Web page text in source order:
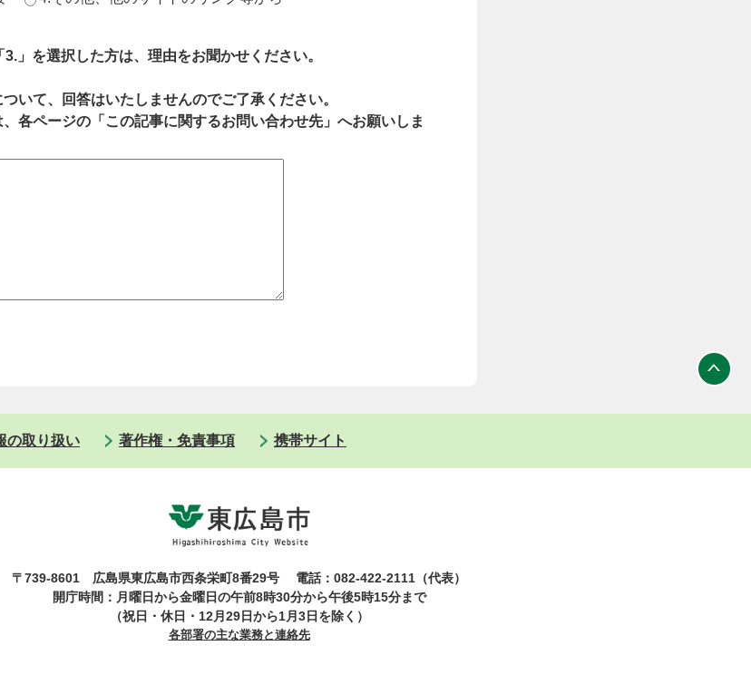
」を選択した方は、理由をお聞かせください。
いて、回答はいたしませんのでご了承ください。
各ページの「この記事に関するお問い合わせ先」へお願いしま
の取り扱い 著作権・免責事項 携帯サイト
〒739-8601 広島県東広島市西条栄町8番29号
電話：082-422-2111（代表）
開庁時間：月曜日から金曜日の午前8時30分から午後5時15分まで
（祝日・休日・12月29日から1月3日を除く）
各部署の主な業務と連絡先